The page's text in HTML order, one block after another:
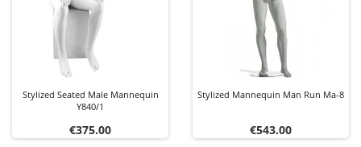
Stylized Seated Male Mannequin
Y840/1
Price
€375.00
Stylized Mannequin Man Run Ma-8
Price
€543.00